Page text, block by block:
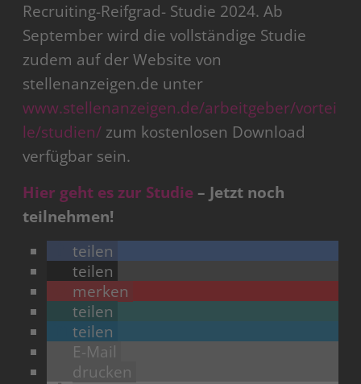
Recruiting-Reifgrad- Studie 2024. Ab
September wird die vollständige Studie
zudem auf der Website von
stellenanzeigen.de unter
www.stellenanzeigen.de/arbeitgeber/vortei
le/studien/ zum kostenlosen Download
verfügbar sein.
Hier geht es zur Studie – Jetzt noch
teilnehmen!
teilen
teilen
merken
teilen
teilen
E-Mail
drucken